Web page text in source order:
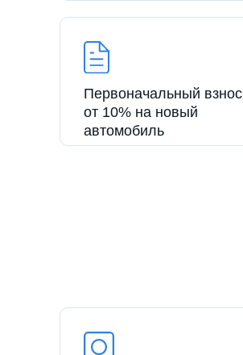
Первоначальный взнос
от 10% на новый
автомобиль